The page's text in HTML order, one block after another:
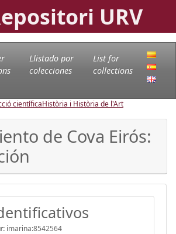
URV
Llistado por
colecciones
List for
collections
científicaHistòria i Història de l'Art
de Cova Eirós:
imarina:8542564